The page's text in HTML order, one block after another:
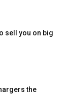
sell you on big
the